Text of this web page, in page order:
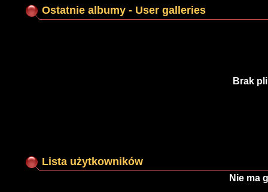
Ostatnie albumy - User galleries
Brak
Lista użytkowników
Nie ma